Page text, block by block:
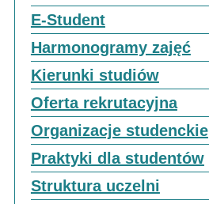
E-Student
Harmonogramy zajęć
Kierunki studiów
Oferta rekrutacyjna
Organizacje studenckie
Praktyki dla studentów
Struktura uczelni